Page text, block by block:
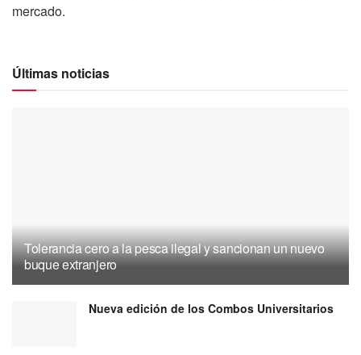
mercado.
Últimas noticias
Tolerancia cero a la pesca ilegal y sancionan un nuevo
buque extranjero
Nueva edición de los Combos Universitarios